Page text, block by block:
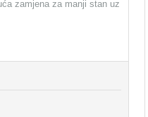
zamjena za manji stan uz